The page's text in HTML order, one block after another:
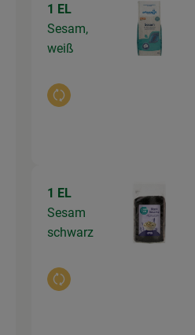
1 EL
Sesam,
weiß
Auswahl ändern
1 EL
Sesam
schwarz
Auswahl ändern